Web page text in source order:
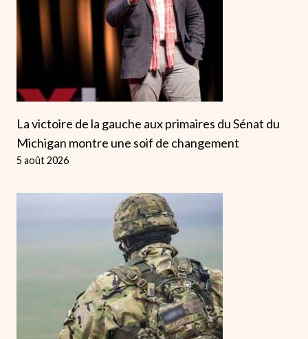
La victoire de la gauche aux primaires du Sénat du
Michigan montre une soif de changement
5 août 2026